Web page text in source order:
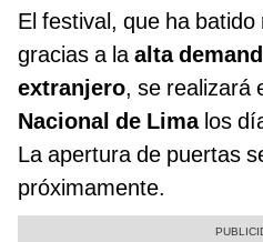
El festival, que ha
gracias a laalta
extranjero, se realizará
Nacional de Limalos
La apertura de puertas
próximamente.